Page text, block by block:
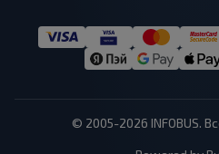
© 2005-2026 INFOBUS.